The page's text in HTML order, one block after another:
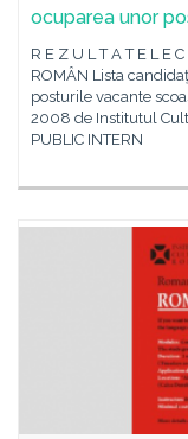
ocuparea unor
R E Z U L T A T E L E
ROMÂN Lista
posturile vacante
2008 de Institutul
PUBLIC INTERN